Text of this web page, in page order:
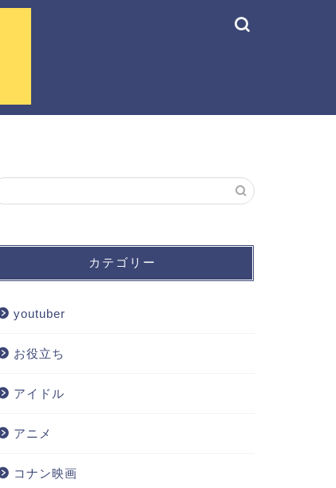
カテゴリー
youtuber
お役立ち
アイドル
アニメ
コナン映画